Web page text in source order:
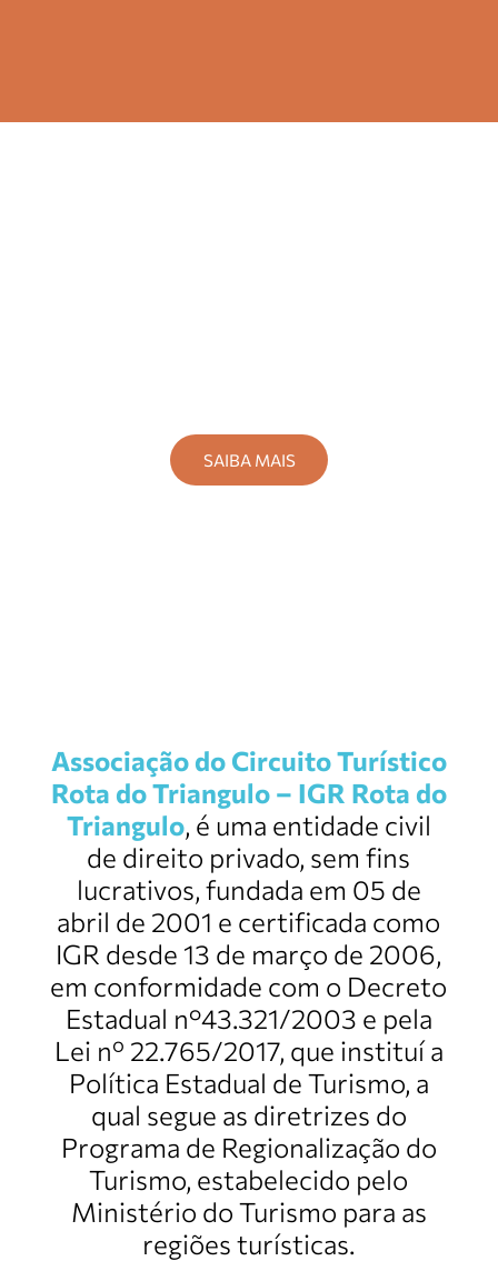
Associação do Circuito Turístico
Rota do Triangulo – IGR Rota do
Triangulo, é uma entidade civil
de direito privado, sem fins
lucrativos, fundada em 05 de
abril de 2001 e certificada como
IGR desde 13 de março de 2006,
em conformidade com o Decreto
Estadual n°43.321/2003 e pela
Lei nº 22.765/2017, que instituí a
Política Estadual de Turismo, a
qual segue as diretrizes do
Programa de Regionalização do
Turismo, estabelecido pelo
Ministério do Turismo para as
regiões turísticas.
SAIBA MAIS